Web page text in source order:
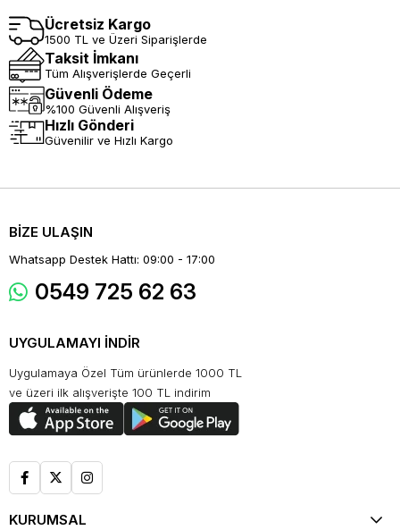
Ücretsiz Kargo
1500 TL ve Üzeri Siparişlerde
Taksit İmkanı
Tüm Alışverişlerde Geçerli
Güvenli Ödeme
%100 Güvenli Alışveriş
Hızlı Gönderi
Güvenilir ve Hızlı Kargo
BİZE ULAŞIN
Whatsapp Destek Hattı: 09:00 - 17:00
0549 725 62 63
UYGULAMAYI İNDİR
Uygulamaya Özel Tüm ürünlerde 1000 TL
ve üzeri ilk alışverişte 100 TL indirim
KURUMSAL